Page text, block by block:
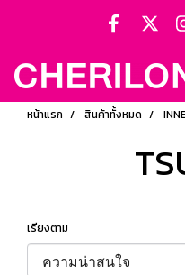
หน้าแรก สินค้าทั้งหมด
เรียงตาม